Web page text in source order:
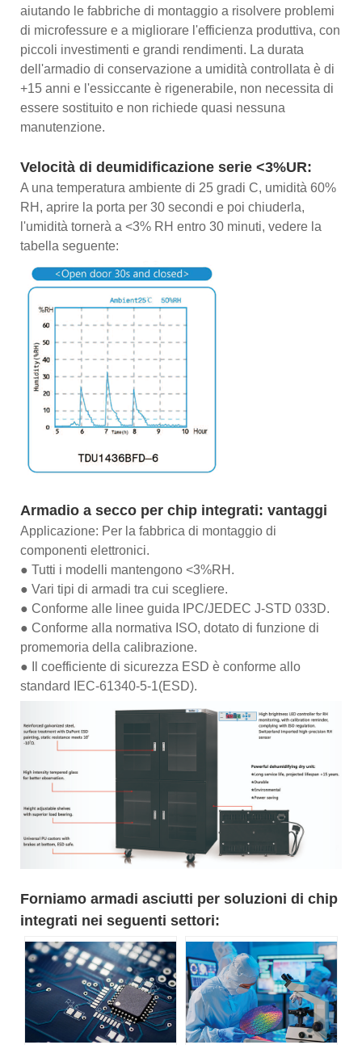
aiutando le fabbriche di montaggio a risolvere problemi
di microfessure e a migliorare l'efficienza produttiva, con
piccoli investimenti e grandi rendimenti. La durata
dell'armadio di conservazione a umidità controllata è di
+15 anni e l'essiccante è rigenerabile, non necessita di
essere sostituito e non richiede quasi nessuna
manutenzione.
Velocità di deumidificazione serie <3%UR:
A una temperatura ambiente di 25 gradi C, umidità 60%
RH, aprire la porta per 30 secondi e poi chiuderla,
l'umidità tornerà a <3% RH entro 30 minuti, vedere la
tabella seguente:
Armadio a secco per chip integrati: vantaggi
Applicazione: Per la fabbrica di montaggio di
componenti elettronici.
● Tutti i modelli mantengono <3%RH.
● Vari tipi di armadi tra cui scegliere.
● Conforme alle linee guida IPC/JEDEC J-STD 033D.
● Conforme alla normativa ISO, dotato di funzione di
promemoria della calibrazione.
● Il coefficiente di sicurezza ESD è conforme allo
standard IEC-61340-5-1(ESD).
Forniamo armadi asciutti per soluzioni di chip
integrati nei seguenti settori: